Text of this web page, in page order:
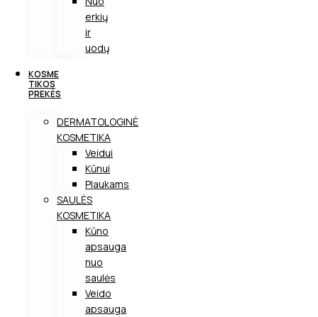
erkių
ir
uodų
KOSME
TIKOS
PREKĖS
DERMATOLOGINĖ
KOSMETIKA
Veidui
Kūnui
Plaukams
SAULĖS
KOSMETIKA
Kūno
apsauga
nuo
saulės
Veido
apsauga